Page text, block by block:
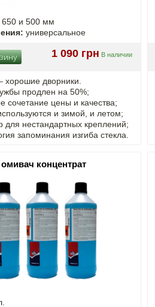
650 и 500 мм
универсальное
1 090 грн В наличии
хорошие дворники.
продлен на 50%;
сочетание цены и качества;
и зимой, и летом;
для нестандартных креплений;
запоминания изгиба стекла.
концентрат